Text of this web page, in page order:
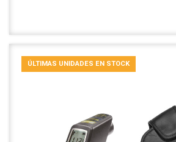
ÚLTIMAS UNIDADES EN STOCK